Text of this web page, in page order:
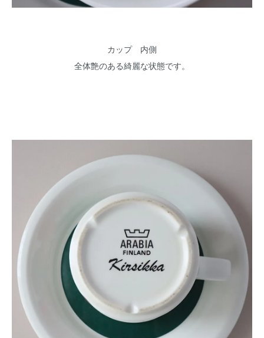
カップ 内側
全体艶のある綺麗な状態です。